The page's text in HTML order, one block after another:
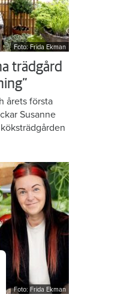
Foto: Frida Ekman
trädgård
årets första
Susanne
Foto: Frida Ekman